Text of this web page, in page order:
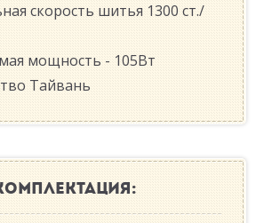
скорость шитья 1300 ст./
мощность - 105Вт
Тайвань